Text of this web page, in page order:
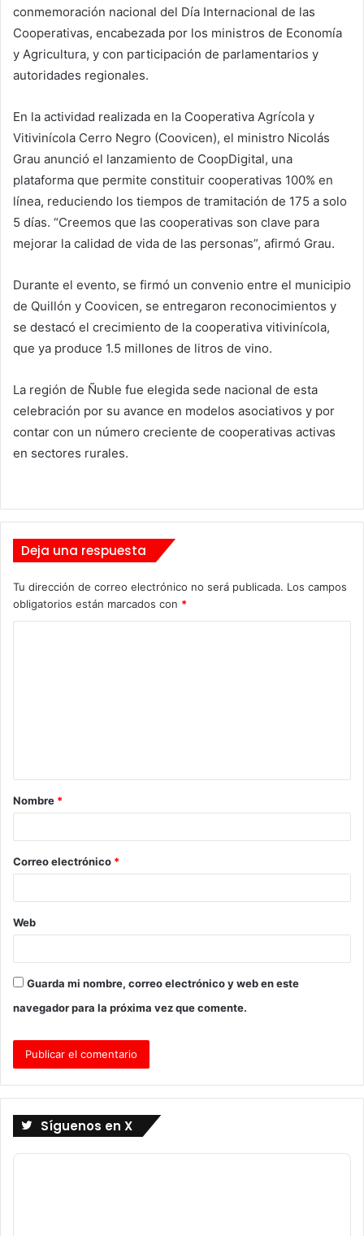
conmemoración nacional del Día Internacional de las
Cooperativas, encabezada por los ministros de Economía
y Agricultura, y con participación de parlamentarios y
autoridades regionales.
En la actividad realizada en la Cooperativa Agrícola y
Vitivinícola Cerro Negro (Coovicen), el ministro Nicolás
Grau anunció el lanzamiento de CoopDigital, una
plataforma que permite constituir cooperativas 100% en
línea, reduciendo los tiempos de tramitación de 175 a solo
5 días. “Creemos que las cooperativas son clave para
mejorar la calidad de vida de las personas”, afirmó Grau.
Durante el evento, se firmó un convenio entre el municipio
de Quillón y Coovicen, se entregaron reconocimientos y
se destacó el crecimiento de la cooperativa vitivinícola,
que ya produce 1.5 millones de litros de vino.
La región de Ñuble fue elegida sede nacional de esta
celebración por su avance en modelos asociativos y por
contar con un número creciente de cooperativas activas
en sectores rurales.
Deja una respuesta
Tu dirección de correo electrónico no será publicada. Los campos
obligatorios están marcados con *
a
r
*
Nombre *
Correo electrónico *
Web
Guarda mi nombre, correo electrónico y web en este
navegador para la próxima vez que comente.
Síguenos en X